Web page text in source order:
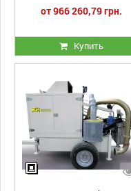
от 966 260,79 грн.
Купить